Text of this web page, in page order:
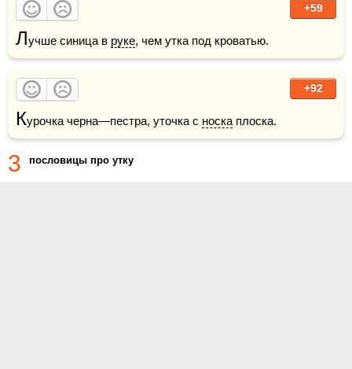
+59
Лучше синица в руке, чем утка под кроватью.
+92
Курочка черна—пестра, уточка с носка плоска.
3 пословицы про утку